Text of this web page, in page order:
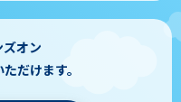
ズオン
だけます。